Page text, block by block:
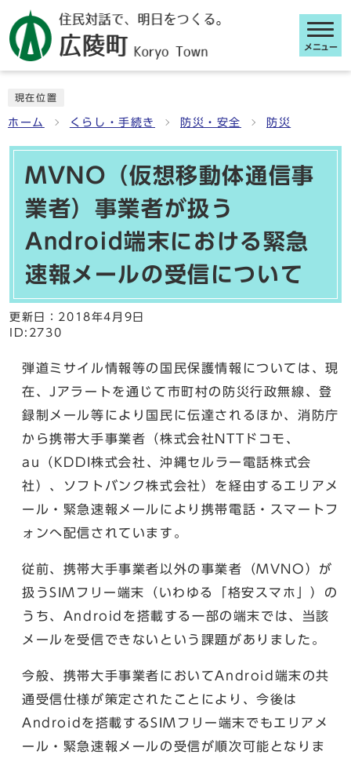
メニュー
現在位置
ホーム くらし・手続き 防災・安全 防災
MVNO（仮想移動体通信事
業者）事業者が扱う
Android端末における緊急
速報メールの受信について
更新日： 2018年4月9日
ID:2730
弾道ミサイル情報等の国民保護情報については、現
在、Jアラートを通じて市町村の防災行政無線、登
録制メール等により国民に伝達されるほか、消防庁
から携帯大手事業者（株式会社NTTドコモ、
au（KDDI株式会社、沖縄セルラー電話株式会
社）、ソフトバンク株式会社）を経由するエリアメ
ール・緊急速報メールにより携帯電話・スマートフ
ォンへ配信されています。
従前、携帯大手事業者以外の事業者（MVNO）が
扱うSIMフリー端末（いわゆる「格安スマホ」）の
うち、Androidを搭載する一部の端末では、当該
メールを受信できないという課題がありました。
今般、携帯大手事業者においてAndroid端末の共
通受信仕様が策定されたことにより、今後は
Androidを搭載するSIMフリー端末でもエリアメ
ール・緊急速報メールの受信が順次可能となりま